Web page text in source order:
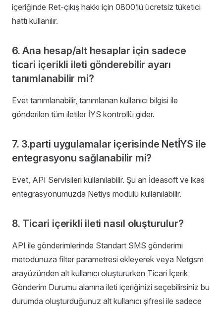
içeriğinde Ret-çıkış hakkı için 0800’lü ücretsiz tüketici
hattı kullanılır.
6. Ana hesap/alt hesaplar için sadece
ticari içerikli ileti gönderebilir ayarı
tanımlanabilir mi?
Evet tanımlanabilir, tanımlanan kullanıcı bilgisi ile
gönderilen tüm iletiler İYS kontrollü gider.
7. 3.parti uygulamalar içerisinde NetİYS ile
entegrasyonu sağlanabilir mi?
Evet, API Servisileri kullanılabilir. Şu an İdeasoft ve ikas
entegrasyonumuzda Netiys modülü kullanılabilir.
8. Ticari içerikli ileti nasıl oluşturulur?
API ile gönderimlerinde Standart SMS gönderimi
metodunuza filter parametresi ekleyerek veya Netgsm
arayüzünden alt kullanıcı oluştururken Ticari İçerik
Gönderim Durumu alanına ileti içeriğinizi seçebilirsiniz bu
durumda oluşturduğunuz alt kullanıcı şifresi ile sadece